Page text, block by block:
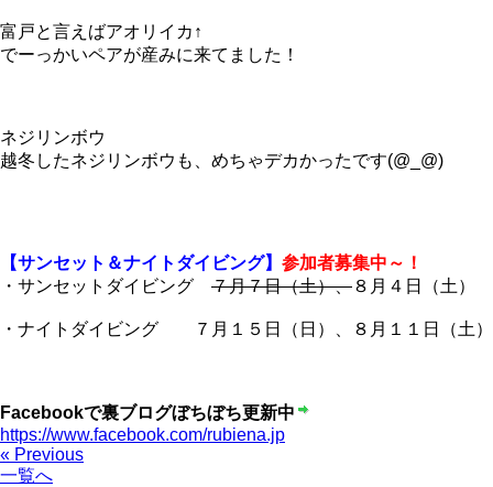
富戸と言えばアオリイカ↑
でーっかいペアが産みに来てました！
ネジリンボウ
越冬したネジリンボウも、めちゃデカかったです(@_@)
【サンセット＆ナイトダイビング】 参加者募集中～！
・サンセットダイビング ７月７日（土）、８月４日（土）
・ナイトダイビング ７月１５日（日）、８月１１日（土）
Facebookで裏ブログぼちぼち更新中
https://www.facebook.com/rubiena.jp
« Previous
一覧へ